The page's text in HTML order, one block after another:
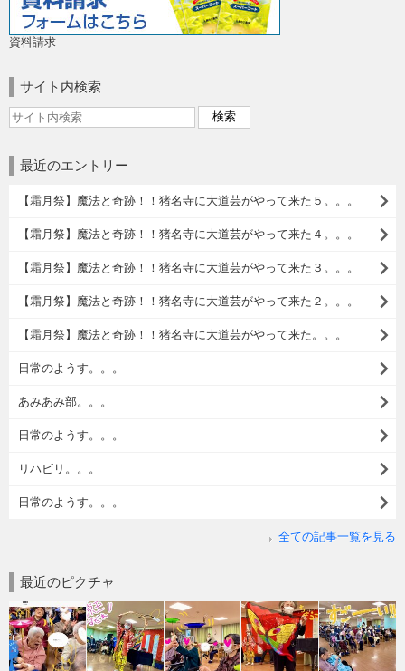
資料請求
サイト内検索
最近のエントリー
【霜月祭】魔法と奇跡！！猪名寺に大道芸がやって来た５。。。
【霜月祭】魔法と奇跡！！猪名寺に大道芸がやって来た４。。。
【霜月祭】魔法と奇跡！！猪名寺に大道芸がやって来た３。。。
【霜月祭】魔法と奇跡！！猪名寺に大道芸がやって来た２。。。
【霜月祭】魔法と奇跡！！猪名寺に大道芸がやって来た。。。
日常のようす。。。
あみあみ部。。。
日常のようす。。。
リハビリ。。。
日常のようす。。。
全ての記事一覧を見る
最近のピクチャ